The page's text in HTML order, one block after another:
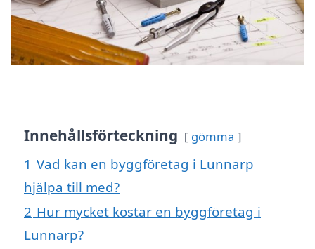
Innehållsförteckning gömma
1 Vad kan en byggföretag i Lunnarp
hjälpa till med?
2 Hur mycket kostar en byggföretag i
Lunnarp?